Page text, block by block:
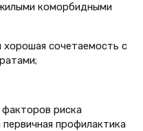
коморбидными
хорошая сочетаемость с
риска
профилактика